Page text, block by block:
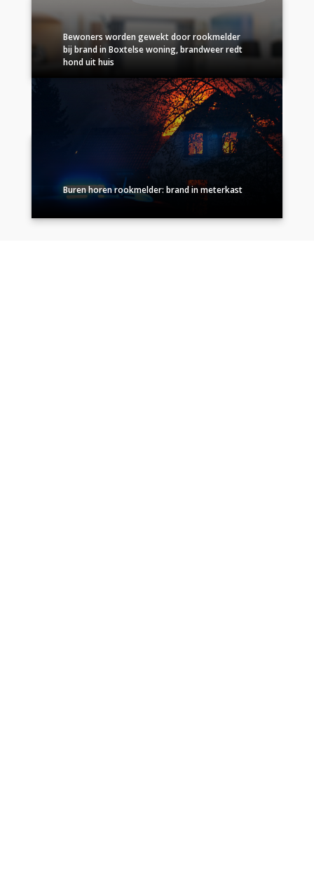
Bewoners worden gewekt door rookmelder
bij brand in Boxtelse woning, brandweer redt
hond uit huis
Buren horen rookmelder: brand in meterkast